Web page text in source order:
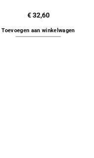
€32,60
Toevoegen aan winkelwagen